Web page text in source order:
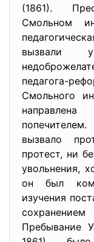
(1861).
Смольном
педагога-
Смольного
вызвало
протест, ни
увольнения,
он был
изучения
Пребывание